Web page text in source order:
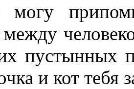
могу
между
пустынных
и кот